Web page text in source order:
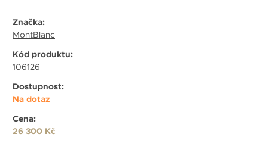
Značka:
MontBlanc
Kód produktu:
106126
Dostupnost:
Na dotaz
Cena:
26 300 Kč